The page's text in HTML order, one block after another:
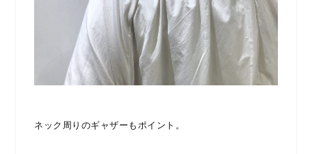
ネック周りのギャザーもポイント。